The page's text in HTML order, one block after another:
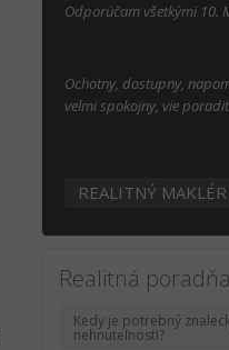
Odporúčam všetkými 10.
Ochotny, dostupny,
velmi spokojny, vie
REALITNÝ
Realitná poradňa
Kedy je potrebný
nehnuteľnosti?